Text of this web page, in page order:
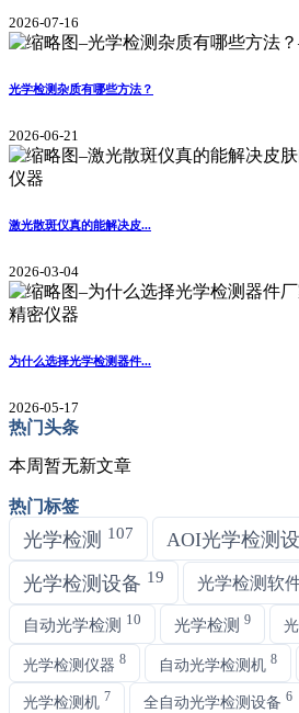
2026-07-16
光学检测杂质有哪些方法？
2026-06-21
激光散斑仪真的能解决皮...
2026-03-04
为什么选择光学检测器件...
2026-05-17
热门头条
本周暂无新文章
热门标签
光学检测 107 AOI光学检测
光学检测设备 19 光学检测软
自动光学检测 10 光学检测 9
光学检测仪器 8 自动光学检测机 8
光学检测机 7 全自动光学检测设备 6